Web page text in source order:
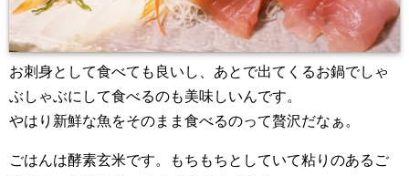
お刺身として食べても良いし、あとで出てくるお鍋でしゃ
ぶしゃぶにして食べるのも美味しいんです。
やはり新鮮な魚をそのまま食べるのって贅沢だなぁ。
ごはんは酵素玄米です。もちもちとしていて粘りのあるご